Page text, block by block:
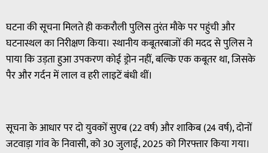
घटना की सूचना मिलते ही ककरौली पुलिस तुरंत मौके पर पहुंची और
घटनास्थल का निरीक्षण किया। स्थानीय कबूतरबाजों की मदद से पुलिस ने
पाया कि उड़ता हुआ उपकरण कोई ड्रोन नहीं, बल्कि एक कबूतर था, जिसके
पैर और गर्दन में लाल व हरी लाइटें बंधी थीं।
सूचना के आधार पर दो युवकों सुएब (22 वर्ष) और शाकिब (24 वर्ष), दोनों
जटवाड़ा गांव के निवासी, को 30 जुलाई, 2025 को गिरफ्तार किया गया।